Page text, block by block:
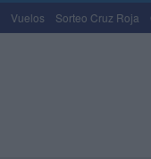
Vuelos Sorteo Cruz Roja